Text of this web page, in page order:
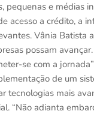
pequenas e médias
acesso a crédito, a
Vânia Batista
possam
se com a
de um
tecnologias mais
“Não adianta